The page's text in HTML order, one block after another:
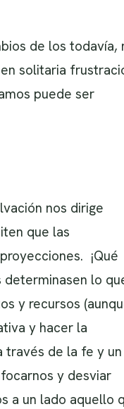
de los todavía,
solitaria
puede ser
nos dirige
que las
¡Qué
lo
y recursos
y hacer la
través de la fe y un
y desviar
a un lado aquello